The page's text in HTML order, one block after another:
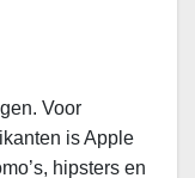
Voor
is Apple
hipsters en